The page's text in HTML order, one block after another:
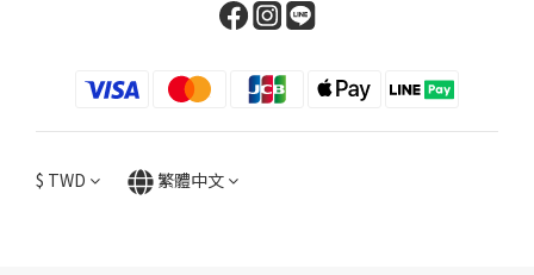
$ TWD 繁體中文